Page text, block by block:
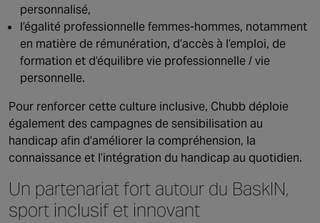
personnalisé,
l’égalité professionnelle femmes‑hommes, notamment
en matière de rémunération, d’accès à l’emploi, de
formation et d’équilibre vie professionnelle / vie
personnelle.
Pour renforcer cette culture inclusive, Chubb déploie
également des campagnes de sensibilisation au
handicap afin d’améliorer la compréhension, la
connaissance et l’intégration du handicap au quotidien.
Un partenariat fort autour du BaskIN,
sport inclusif et innovant